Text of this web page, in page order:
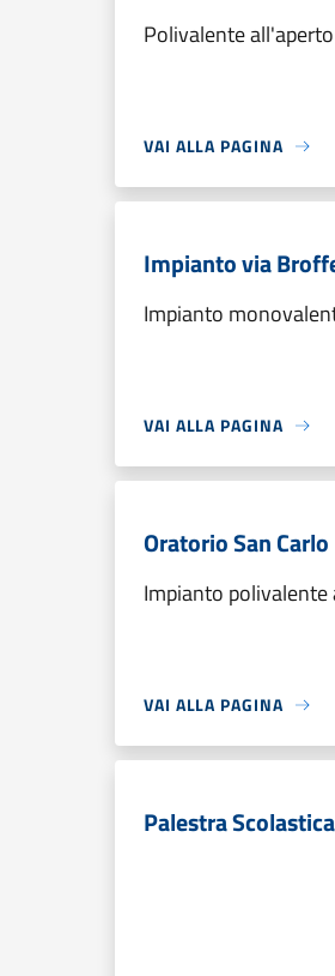
Polivalente
VAI ALLA PAGINA
Impianto via
Impianto
VAI ALLA PAGINA
Oratorio San Carlo
Impianto polivalente
VAI ALLA PAGINA
Palestra